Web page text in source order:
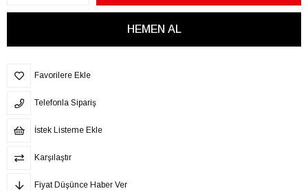
Favorilere Ekle
Telefonla Sipariş
İstek Listeme Ekle
Karşılaştır
Fiyat Düşünce Haber Ver